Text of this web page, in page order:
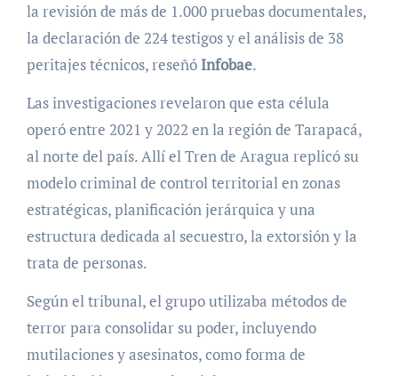
la revisión de más de 1.000 pruebas documentales,
la declaración de 224 testigos y el análisis de 38
peritajes técnicos, reseñóInfobae.
Las investigaciones revelaron que esta célula
operó entre 2021 y 2022 en la región de Tarapacá,
al norte del país. Allí el Tren de Aragua replicó su
modelo criminal de control territorial en zonas
estratégicas, planificación jerárquica y una
estructura dedicada al secuestro, la extorsión y la
trata de personas.
Según el tribunal, el grupo utilizaba métodos de
terror para consolidar su poder, incluyendo
mutilaciones y asesinatos, como forma de